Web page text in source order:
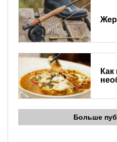
Больше